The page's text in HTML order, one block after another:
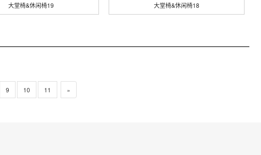
大堂椅&休闲椅19 大堂椅&休闲椅18
9 10 11 »